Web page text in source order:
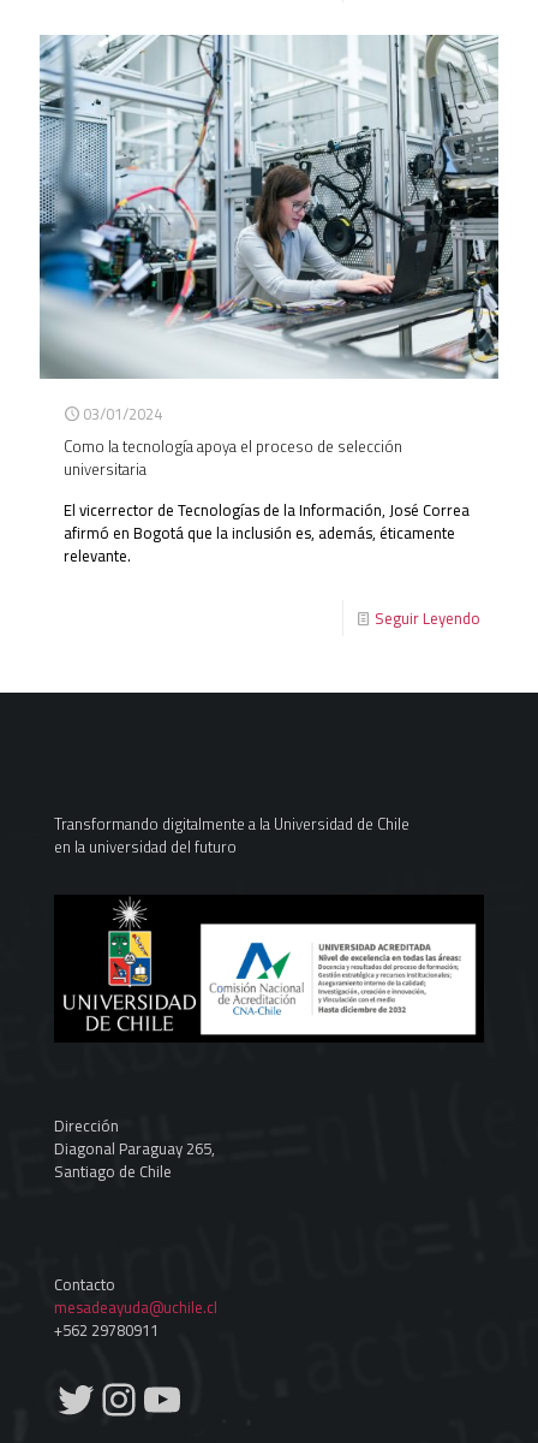
03/01/2024
Como la tecnología apoya el proceso de selección
universitaria
El vicerrector de Tecnologías de la Información, José Correa
afirmó en Bogotá que la inclusión es, además, éticamente
relevante.
Seguir Leyendo
Transformando digitalmente a la Universidad de Chile
en la universidad del futuro
Dirección
Diagonal Paraguay 265,
Santiago de Chile
Contacto
mesadeayuda@uchile.cl
+562 29780911
Twitter
Instagram
YouTube